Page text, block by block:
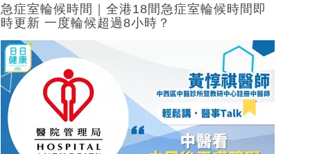
急症室輪候時間｜全港18間急症室輪候時間即
時更新 一度輪候超過8小時？